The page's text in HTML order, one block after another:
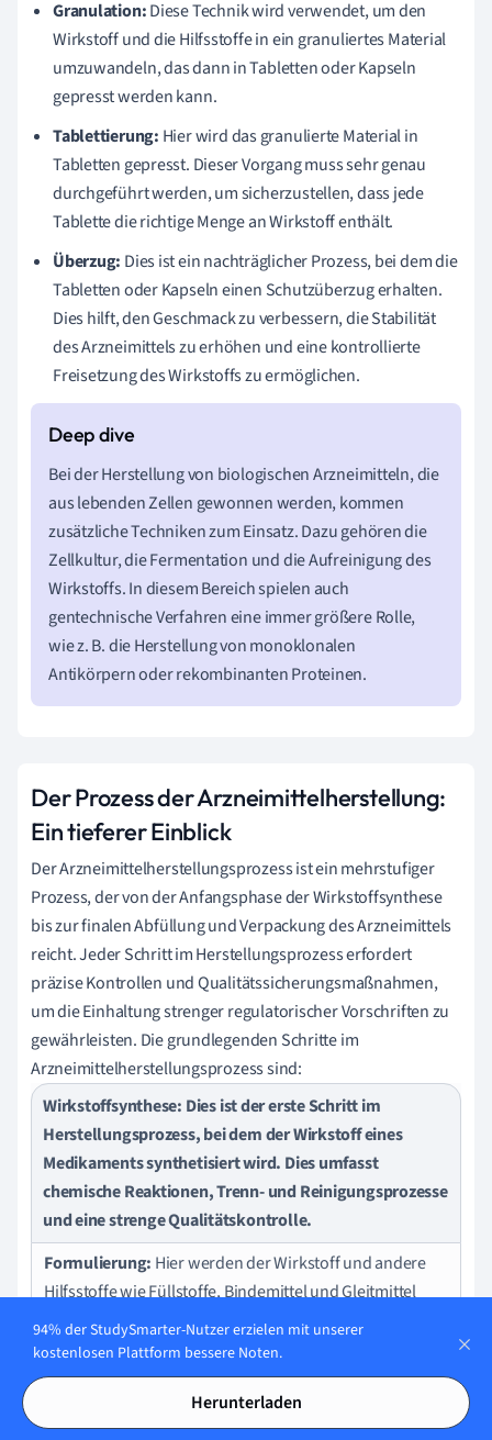
Granulation:Diese Technik wird verwendet, um den
Wirkstoff und die Hilfsstoffe in ein granuliertes Material
umzuwandeln, das dann in Tabletten oder Kapseln
gepresst werden kann.
Tablettierung: Hier wird das granulierte Material in
Tabletten gepresst. Dieser Vorgang muss sehr genau
durchgeführt werden, um sicherzustellen, dass jede
Tablette die richtige Menge an Wirkstoff enthält.
Überzug: Dies ist ein nachträglicher Prozess, bei dem die
Tabletten oder Kapseln einen Schutzüberzug erhalten.
Dies hilft, den Geschmack zu verbessern, die Stabilität
des Arzneimittels zu erhöhen und eine kontrollierte
Freisetzung des Wirkstoffs zu ermöglichen.
Bei der Herstellung von biologischen Arzneimitteln, die
aus lebenden Zellen gewonnen werden, kommen
zusätzliche Techniken zum Einsatz. Dazu gehören die
Zellkultur, die Fermentation und die Aufreinigung des
Wirkstoffs. In diesem Bereich spielen auch
gentechnische Verfahren eine immer größere Rolle,
wie z. B. die Herstellung von monoklonalen
Antikörpern oder rekombinanten Proteinen.
Der Prozess der Arzneimittelherstellung:
Ein tieferer Einblick
Der Arzneimittelherstellungsprozess ist ein mehrstufiger
Prozess, der von der Anfangsphase der Wirkstoffsynthese
bis zur finalen Abfüllung und Verpackung des Arzneimittels
reicht. Jeder Schritt im Herstellungsprozess erfordert
präzise Kontrollen und Qualitätssicherungsmaßnahmen,
um die Einhaltung strenger regulatorischer Vorschriften zu
gewährleisten. Die grundlegenden Schritte im
Arzneimittelherstellungsprozess sind:
Wirkstoffsynthese: Dies ist der erste Schritt im
Herstellungsprozess, bei dem der Wirkstoff eines
Medikaments synthetisiert wird. Dies umfasst
chemische Reaktionen, Trenn- und Reinigungsprozesse
und eine strenge Qualitätskontrolle.
Formulierung: Hier werden der Wirkstoff und andere
Hilfsstoffe wie Füllstoffe, Bindemittel und Gleitmittel
gemischt, um die endgültige Arzneiform zu erstellen.
Dies kann eine Tablette, Kapsel, Lösung, Salbe oder eine
andere Arzneiform sein.
Das formulierte Medikament wird dann in
94% der StudySmarter-Nutzer erzielen mit unserer
kostenlosen Plattform bessere Noten.
Herunterladen